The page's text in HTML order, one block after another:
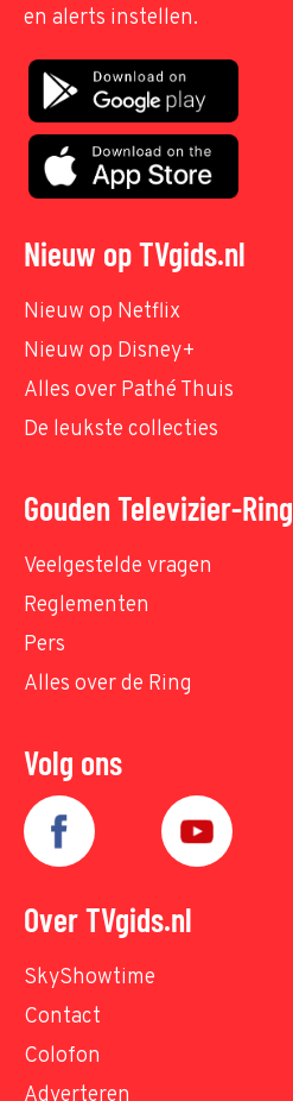
en alerts instellen.
Nieuw op TVgids.nl
Nieuw op Netflix
Nieuw op Disney+
Alles over Pathé Thuis
De leukste collecties
Gouden Televizier-Ring
Veelgestelde vragen
Reglementen
Pers
Alles over de Ring
Volg ons
Over TVgids.nl
SkyShowtime
Contact
Colofon